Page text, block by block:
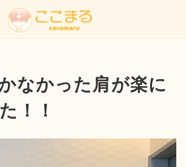
なかった肩が楽に
！！